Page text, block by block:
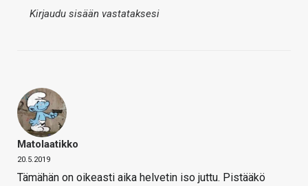
Kirjaudu sisään vastataksesi
Matolaatikko
20.5.2019
Tämähän on oikeasti aika helvetin iso juttu. Pistääkö